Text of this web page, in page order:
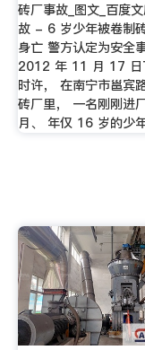
砖厂事故_图文_百度
故 - 6 岁少年被卷制
身亡 警方认定为安全
2012 年 11 月 17 日
时许， 在南宁市邕宾
砖厂里， 一名刚刚进
月、 年仅 16 岁的少